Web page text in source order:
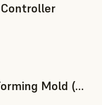
Rigid 10K Thermoforming Mold (Form 4)